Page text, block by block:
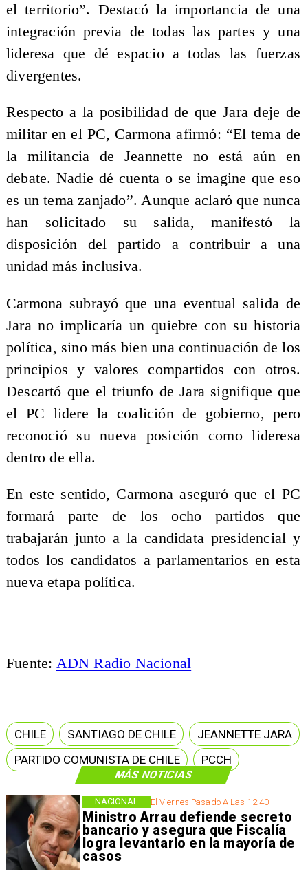
MÁS NOTICIAS
El Viernes Pasado A Las 12:40
Ministro Arrau defiende secreto
bancario y asegura que Fiscalía
logra levantarlo en la mayoría de
casos
NACIONAL
el territorio”. Destacó la importancia de una
integración previa de todas las partes y una
lideresa que dé espacio a todas las fuerzas
divergentes.
Respecto a la posibilidad de que Jara deje de
militar en el PC, Carmona afirmó: “El tema de
la militancia de Jeannette no está aún en
debate. Nadie dé cuenta o se imagine que eso
es un tema zanjado”. Aunque aclaró que nunca
han solicitado su salida, manifestó la
disposición del partido a contribuir a una
unidad más inclusiva.
Carmona subrayó que una eventual salida de
Jara no implicaría un quiebre con su historia
política, sino más bien una continuación de los
principios y valores compartidos con otros.
Descartó que el triunfo de Jara signifique que
el PC lidere la coalición de gobierno, pero
reconoció su nueva posición como lideresa
dentro de ella.
En este sentido, Carmona aseguró que el PC
formará parte de los ocho partidos que
trabajarán junto a la candidata presidencial y
todos los candidatos a parlamentarios en esta
nueva etapa política.
Fuente: ADN Radio Nacional
CHILE SANTIAGO DE CHILE
JEANNETTE JARA
PARTIDO COMUNISTA DE CHILE
PCCH